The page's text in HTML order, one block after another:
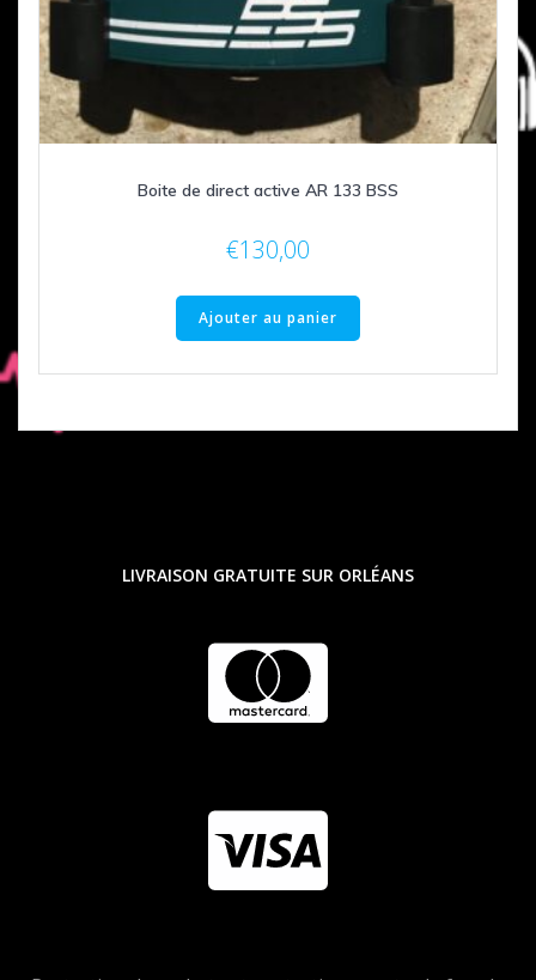
Boite de direct active AR 133 BSS
€130,00
Ajouter au panier
LIVRAISON GRATUITE SUR ORLÉANS